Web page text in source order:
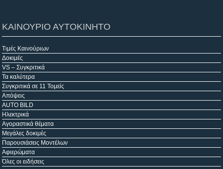
ΚΑΙΝΟΥΡΙΟ ΑΥΤΟΚΙΝΗΤΟ
Τιμές Καινούριων
Δοκιμές
VS – Συγκριτικά
Τα καλύτερα
Συγκριτικά σε 11 Τομείς
Απόψεις
AUTO BILD
Ηλεκτρικά
Αγοραστικά θέματα
Μεγάλες δοκιμές
Παρουσιάσεις Μοντέλων
Αφιερώματα
Όλες οι ειδήσεις